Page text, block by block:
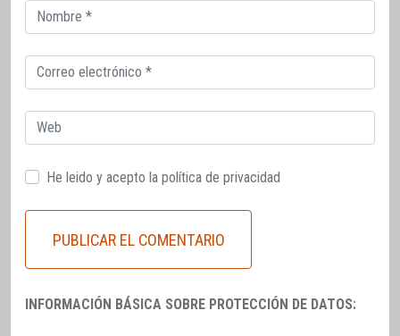
Correo
electrónico
Correo
electrónico
Web
He leido y acepto la política de privacidad
INFORMACIÓN BÁSICA SOBRE PROTECCIÓN DE DATOS: